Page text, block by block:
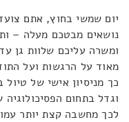
יום שמשי בחוץ, אתם
נושאים מבטכם מעלה –
ומשרה עליכם שלוות גן
מאוד על הרגשות ועל
כך מניסיון אישי של טיול
וגדל בתחום
לכך מחשבה קצת יותר